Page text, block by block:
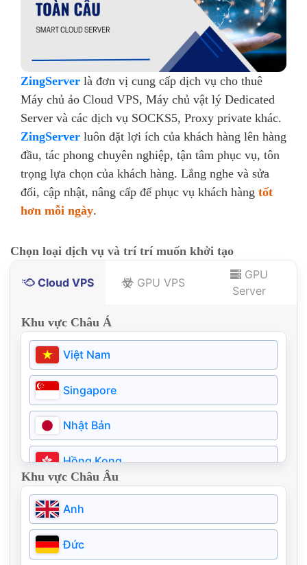
ZingServer là đơn vị cung cấp dịch vụ cho thuê
Máy chủ ảo Cloud VPS, Máy chủ vật lý Dedicated
Server và các dịch vụ SOCKS5, Proxy private khác.
ZingServer luôn đặt lợi ích của khách hàng lên hàng
đầu, tác phong chuyên nghiệp, tận tâm phục vụ, tôn
trọng lựa chọn của khách hàng. Lắng nghe và sửa
đổi, cập nhật, nâng cấp để phục vụ khách hàng tốt
hơn mỗi ngày.
Chọn loại dịch vụ và trí trí muốn khởi tạo
Cloud VPS GPU VPS
GPU
Server
Khu vực Châu Á
Việt Nam
Singapore
Nhật Bản
Hồng Kong
Thái Lan
Philippines
Khu vực Châu Âu
Anh
Đức